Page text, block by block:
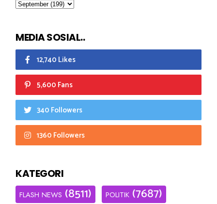
MEDIA SOSIAL..
12,740 Likes
5,600 Fans
340 Followers
1360 Followers
KATEGORI
FLASH NEWS (8511) POLITIK (7687)